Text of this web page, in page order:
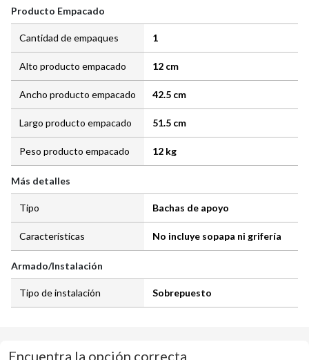
Producto Empacado
Cantidad de empaques 1
Alto producto empacado 12 cm
Ancho producto empacado 42.5 cm
Largo producto empacado 51.5 cm
Peso producto empacado 12 kg
Más detalles
Tipo Bachas de apoyo
Características No incluye sopapa ni grifería
Armado/Instalación
Tipo de instalación Sobrepuesto
Encuentra la opción correcta